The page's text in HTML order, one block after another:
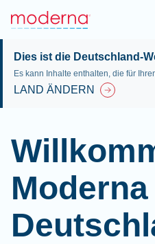
Dies ist die Deutschland-
Es kann Inhalte enthalten, die für
LAND ÄNDERN